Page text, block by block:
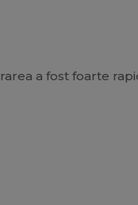
a fost foarte